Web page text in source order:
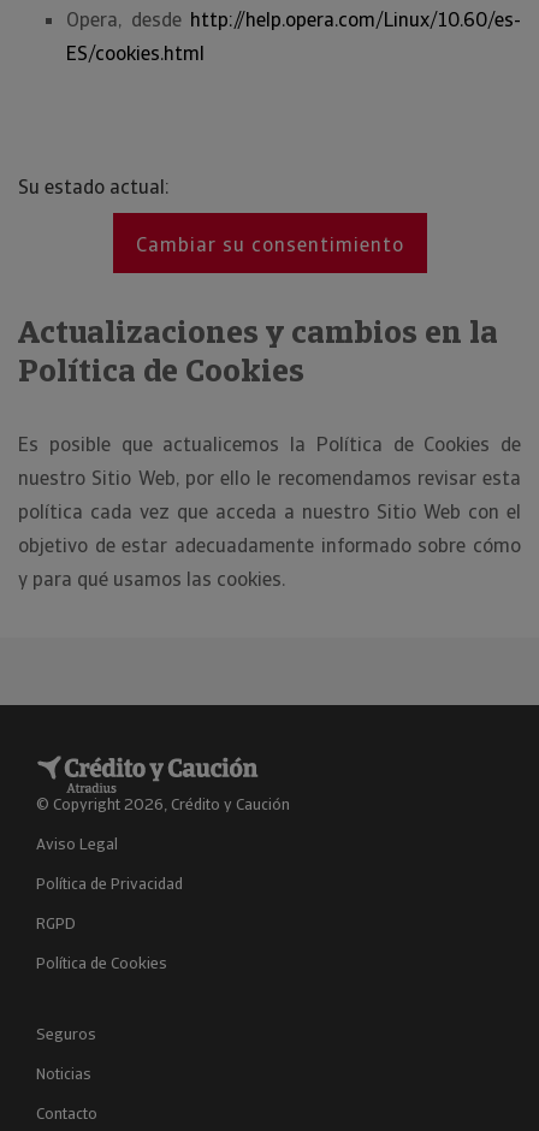
Opera, desde http://help.opera.com/Linux/10.60/es-
ES/cookies.html
Su estado actual:
Cambiar su consentimiento
Actualizaciones y cambios en la
Política de Cookies
Es posible que actualicemos la Política de Cookies de
nuestro Sitio Web, por ello le recomendamos revisar esta
política cada vez que acceda a nuestro Sitio Web con el
objetivo de estar adecuadamente informado sobre cómo
y para qué usamos las cookies.
© Copyright 2026, Crédito y Caución
Aviso Legal
Política de Privacidad
RGPD
Política de Cookies
Seguros
Noticias
Contacto